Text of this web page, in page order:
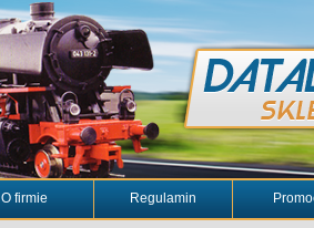
O firmie Regulamin